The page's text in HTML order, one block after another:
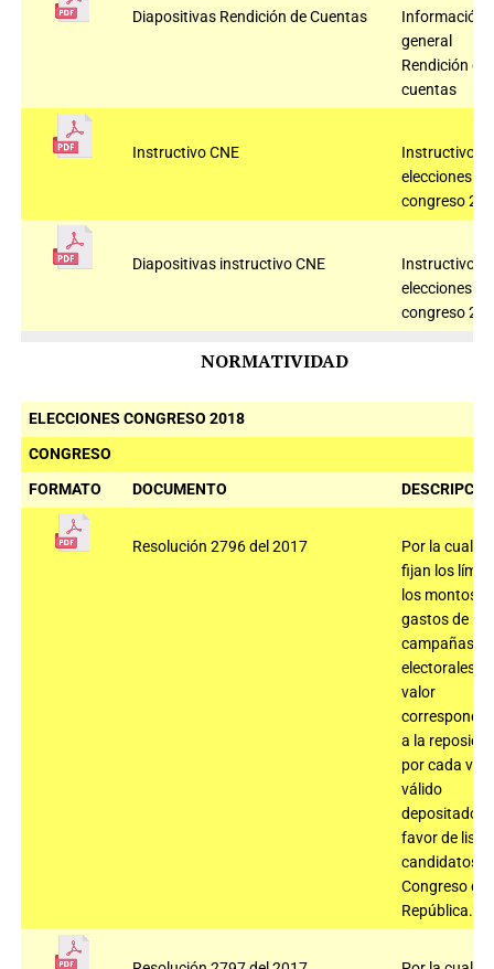
Diapositivas Rendición de Cuentas
Información
general
Rendición de
cuentas
Instructivo CNE
Instructivos
elecciones
congreso
Diapositivas instructivo CNE
Instructivos
elecciones
congreso
NORMATIVIDAD
ELECCIONES CONGRESO 2018
CONGRESO
FORMATO
DOCUMENTO
Resolución 2796 del 2017
Por la cual se
fijan los
los montos
gastos de las
campañas
electorales y
valor
a la
por cada
válido
depositado a
favor de
candidatos a
Congreso de
República.